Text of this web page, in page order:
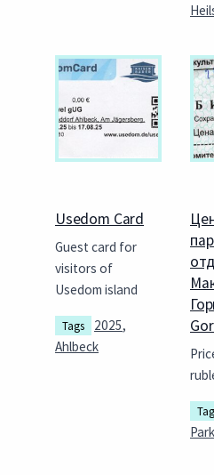
Usedom Card
Guest card for
visitors of
Usedom island
Tags 2025,
Ahlbeck
Park